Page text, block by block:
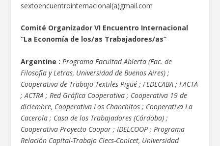
sextoencuentrointernacional(a)gmail.com
Comité Organizador VI Encuentro Internacional
“La Economía de los/as Trabajadores/as”
Argentine : Programa Facultad Abierta (Fac. de
Filosofía y Letras, Universidad de Buenos Aires) ;
Cooperativa de Trabajo Textiles Pigüé ; FEDECABA ; FACTA
; ACTRA ; Red Gráfica Cooperativa ; Cooperativa 19 de
diciembre, Cooperativa Los Chanchitos ; Cooperativa La
Cacerola ; Casa de los Trabajadores (Córdoba) ;
Cooperativa Proyecto Coopar ; IDELCOOP ; Programa
Relación Capital-Trabajo Ciecs-Conicet, Universidad